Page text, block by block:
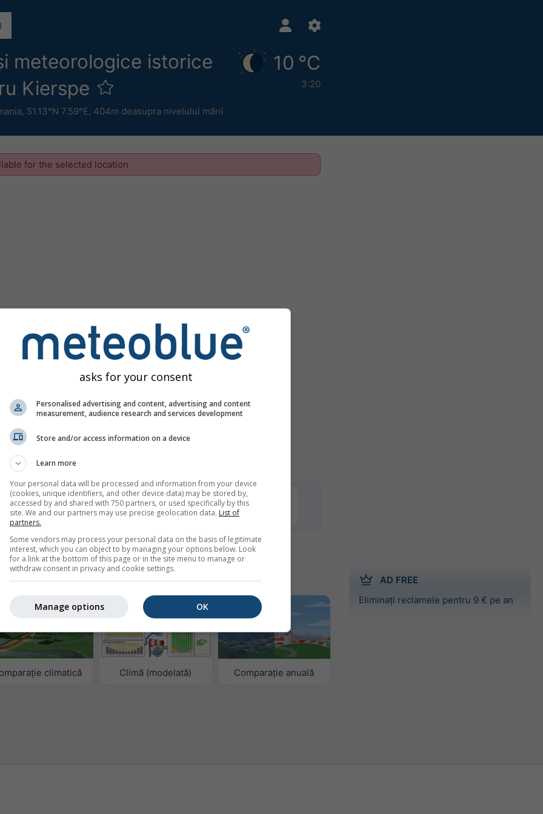
meteorologice istorice
Kierspe
, 51.13°N 7.59°E, 404m deasupra nivelului mării
10 °C
3:20
AD FREE
Eliminați reclamele pentru 9 € pe an
for the selected location
instrumentul nostru de evaluare a riscului
Try it for
Basel
climatică Climă (modelată) Comparație anuală
asks for your consent
Personalised advertising and content, advertising and content
measurement, audience research and services development
Store and/or access information on a device
Learn more
Your personal data will be processed and information from your device
(cookies, unique identifiers, and other device data) may be stored by,
accessed by and shared with 750 partners, or used specifically by this
site. We and our partners may use precise geolocation data. List of
partners.
Some vendors may process your personal data on the basis of legitimate
interest, which you can object to by managing your options below. Look
for a link at the bottom of this page or in the site menu to manage or
withdraw consent in privacy and cookie settings.
OK
Manage options